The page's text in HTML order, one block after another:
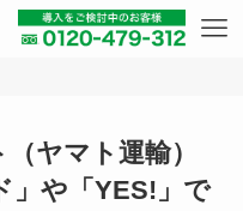
ヤマト運輸）
」や「YES!」で